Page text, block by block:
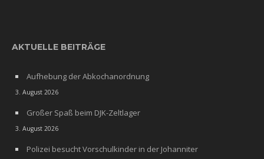
AKTUELLE BEITRÄGE
Aufhebung der Abkochanordnung
3. August 2026
Großer Spaß beim DJK-Zeltlager
3. August 2026
Polizei besucht Vorschulkinder in der Johanniter